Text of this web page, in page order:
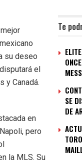
Te
SE
DE
su deseo
el
y Canadá.
en
pero
la MLS. Su